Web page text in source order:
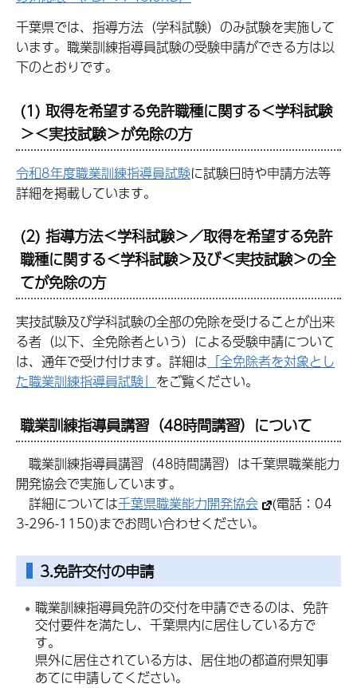
千葉県では、指導方法（学科試験）のみ試験を実施して
います。職業訓練指導員試験の受験申請ができる方は以
下のとおりです。
(1) 取得を希望する免許職種に関する＜学科試験
＞＜実技試験＞が免除の方
令和8年度職業訓練指導員試験に試験日時や申請方法等
詳細を掲載しています。
(2) 指導方法＜学科試験＞／取得を希望する免許
職種に関する＜学科試験＞及び＜実技試験＞の全
てが免除の方
実技試験及び学科試験の全部の免除を受けることが出来
る者（以下、全免除者という）による受験申請について
は、通年で受け付けます。詳細は 「全免除者を対象とし
た職業訓練指導員試験」 をご覧ください。
職業訓練指導員講習（48時間講習）について
職業訓練指導員講習（48時間講習）は千葉県職業能力
開発協会で実施しています。
詳細については千葉県職業能力開発協会
(電話：04
3-296-1150)までお問い合わせください。
3.免許交付の申請
職業訓練指導員免許の交付を申請できるのは、免許
交付要件を満たし、千葉県内に居住している方で
す。
県外に居住されている方は、居住地の都道府県知事
あてに申請してください。